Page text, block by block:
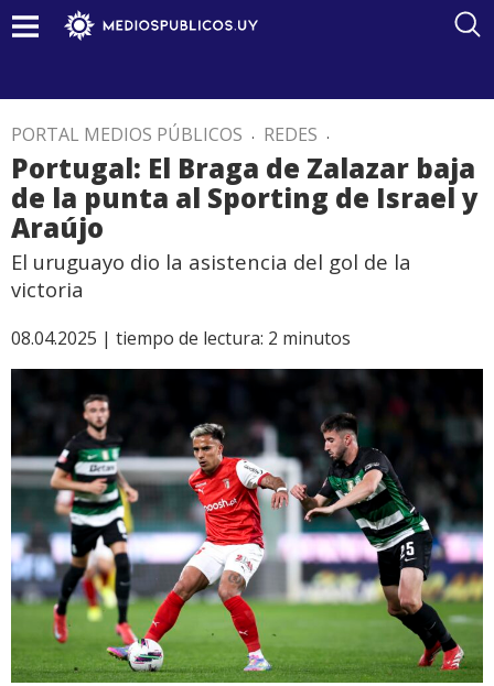
PORTAL MEDIOS PÚBLICOS . REDES .
Portugal: El Braga de Zalazar baja
de la punta al Sporting de Israel y
Araújo
El uruguayo dio la asistencia del gol de la
victoria
08.04.2025 | tiempo de lectura: 2 minutos